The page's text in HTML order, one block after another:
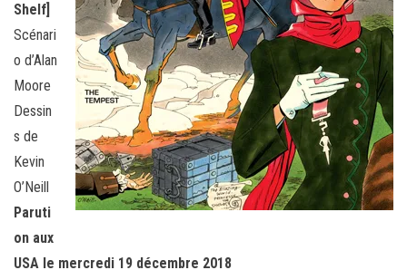
Shelf]
Scénari
o d’Alan
Moore
Dessin
s de
Kevin
O’Neill
Paruti
on aux
USA le mercredi 19 décembre 2018